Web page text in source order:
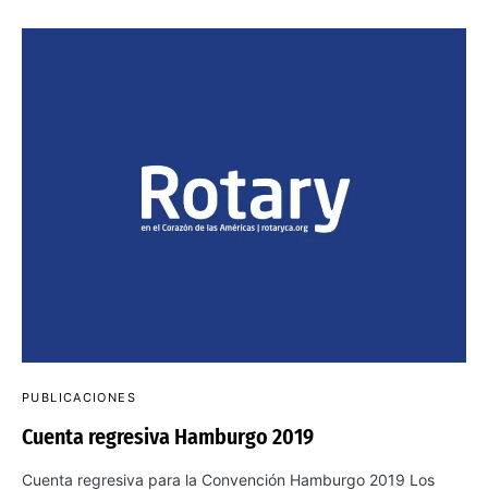
PUBLICACIONES
Cuenta regresiva Hamburgo 2019
Cuenta regresiva para la Convención Hamburgo 2019 Los